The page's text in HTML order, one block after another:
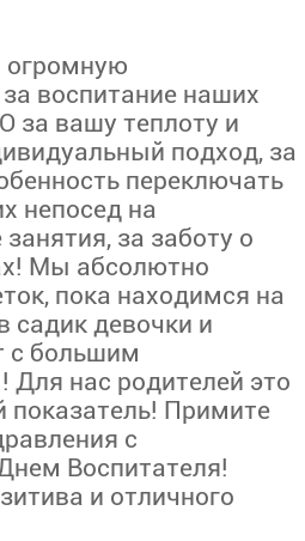
воспитание наших
за вашу теплоту и
подход, за
переключать
непосед на
за заботу о
Мы абсолютно
пока находимся на
садик девочки и
с большим
Для нас родителей это
Примите
с
Воспитателя!
и отличного